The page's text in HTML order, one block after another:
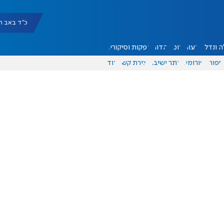
כ"ד באב תשפ"ו
ונדל"ן דעות אוכל יהדות הפקות וסיקורים
ספורט פורומים אתר ישיבה יצירת קשר עוד